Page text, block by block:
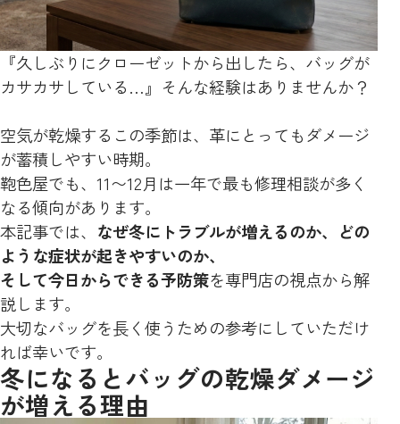
『久しぶりにクローゼットから出したら、バッグが
カサカサしている…』そんな経験はありませんか？
空気が乾燥するこの季節は、革にとってもダメージ
が蓄積しやすい時期。
鞄色屋でも、11〜12月は一年で最も修理相談が多く
なる傾向があります。
本記事では、 なぜ冬にトラブルが増えるのか、どの
ような症状が起きやすいのか、
そして今日からできる予防策を専門店の視点から解
説します。
大切なバッグを長く使うための参考にしていただけ
れば幸いです。
冬になるとバッグの乾燥ダメージ
が増える理由